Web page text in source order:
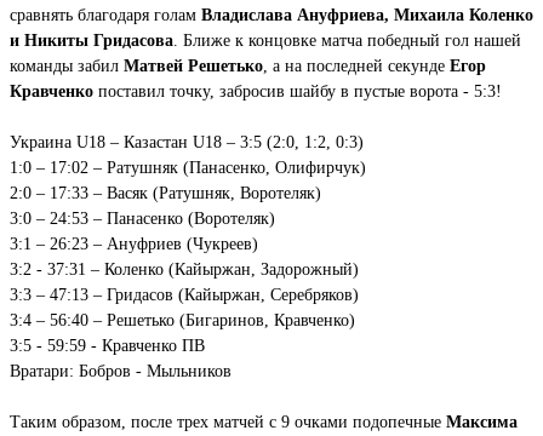
сравнять благодаря голам Владислава Ануфриева, Михаила Коленко
и Никиты Гридасова . Ближе к концовке матча победный гол нашей
команды забил Матвей Решетько , а на последней секунде Егор
Кравченко поставил точку, забросив шайбу в пустые ворота - 5:3!
Украина U18 – Казастан U18 – 3:5 (2:0, 1:2, 0:3)
1:0 – 17:02 – Ратушняк (Панасенко, Олифирчук)
2:0 – 17:33 – Васяк (Ратушняк, Воротеляк)
3:0 – 24:53 – Панасенко (Воротеляк)
3:1 – 26:23 – Ануфриев (Чукреев)
3:2 - 37:31 – Коленко (Кайыржан, Задорожный)
3:3 – 47:13 – Гридасов (Кайыржан, Серебряков)
3:4 – 56:40 – Решетько (Бигаринов, Кравченко)
3:5 - 59:59 - Кравченко ПВ
Вратари: Бобров - Мыльников
Таким образом, после трех матчей с 9 очками подопечные Максима